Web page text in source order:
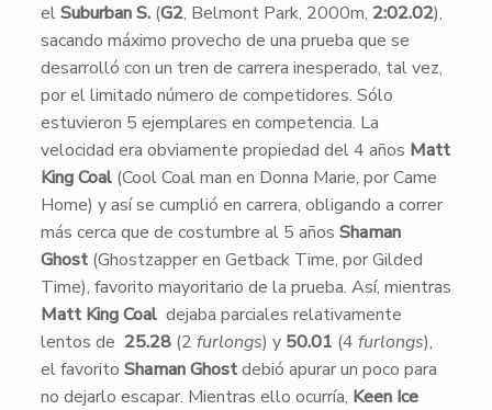
elSuburban S. (G2, Belmont Park, 2000m, 2:02.02),
sacando máximo provecho de una prueba que se
desarrolló con un tren de carrera inesperado, tal vez,
por el limitado número de competidores. Sólo
estuvieron 5 ejemplares en competencia. La
velocidad era obviamente propiedad del 4 años Matt
King Coal(Cool Coal man en Donna Marie, por Came
Home) y así se cumplió en carrera, obligando a correr
más cerca que de costumbre al 5 años Shaman
Ghost(Ghostzapper en Getback Time, por Gilded
Time), favorito mayoritario de la prueba. Así, mientras
Matt King Coal dejaba parciales relativamente
lentos de 25.28(2 furlongs) y 50.01 (4 furlongs),
el favorito Shaman Ghostdebió apurar un poco para
no dejarlo escapar. Mientras ello ocurría, Keen Ice